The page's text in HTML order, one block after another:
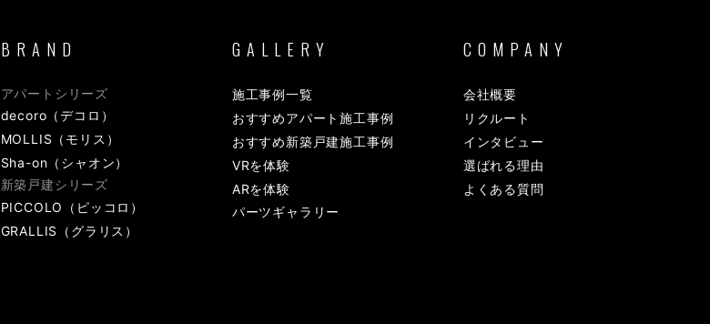
BRAND
アパートシリーズ
decoro（デコロ）
MOLLIS（モリス）
Sha-on（シャオン）
新築戸建シリーズ
PICCOLO（ピッコロ）
GRALLIS（グラリス）
GALLERY
施工事例一覧
おすすめアパート施工事例
おすすめ新築戸建施工事例
VRを体験
ARを体験
パーツギャラリー
COMPANY
会社概要
リクルート
インタビュー
選ばれる理由
よくある質問